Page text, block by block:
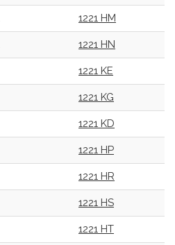
1221 HM
1221 HN
1221 KE
1221 KG
1221 KD
1221 HP
1221 HR
1221 HS
1221 HT